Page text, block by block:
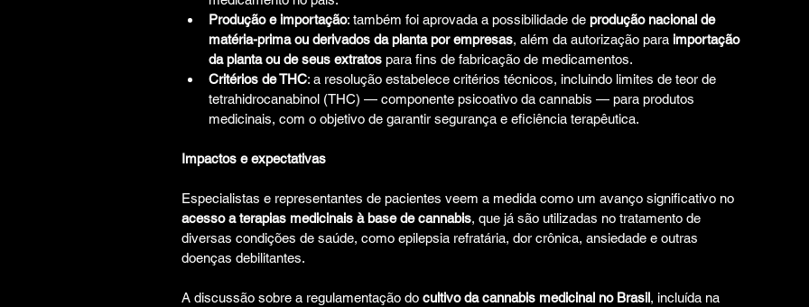
Produção e importação: também foi aprovada a possibilidade de produção nacional de
matéria-prima ou derivados da planta por empresas, além da autorização para importação
da planta ou de seus extratos para fins de fabricação de medicamentos.
Critérios de THC: a resolução estabelece critérios técnicos, incluindo limites de teor de
tetrahidrocanabinol (THC) — componente psicoativo da cannabis — para produtos
medicinais, com o objetivo de garantir segurança e eficiência terapêutica.
Impactos e expectativas
Especialistas e representantes de pacientes veem a medida como um avanço significativo no
acesso a terapias medicinais à base de cannabis, que já são utilizadas no tratamento de
diversas condições de saúde, como epilepsia refratária, dor crônica, ansiedade e outras
doenças debilitantes.
A discussão sobre a regulamentação do cultivo da cannabis medicinal no Brasil, incluída na